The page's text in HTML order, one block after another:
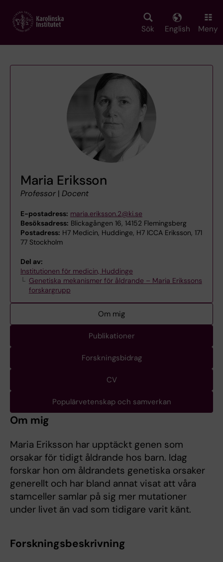
main
Sök English Meny
Maria Eriksson
Professor | Docent
E-postadress: maria.eriksson.2@ki.se
Besöksadress: Blickagången 16, 14152 Flemingsberg
Postadress: H7 Medicin, Huddinge, H7 ICCA Eriksson, 171
77 Stockholm
Del av:
Institutionen för medicin, Huddinge
Genetiska mekanismer för åldrande – Maria Erikssons
forskargrupp
Om mig
Publikationer
Forskningsbidrag
CV
Populärvetenskap och samverkan
Om mig
Maria Eriksson har upptäckt genen som
orsakar för tidigt åldrande hos barn. Idag
forskar hon om åldrandets genetiska orsaker
generellt och har bland annat visat att våra
stamceller samlar på sig mer mutationer
under livet än vad som tidigare varit känt.
Forskningsbeskrivning